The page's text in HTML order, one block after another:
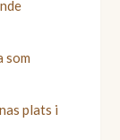
som
plats i